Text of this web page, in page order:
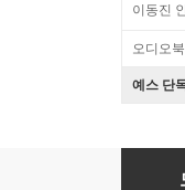
이동진
오디오
예스 단
독자